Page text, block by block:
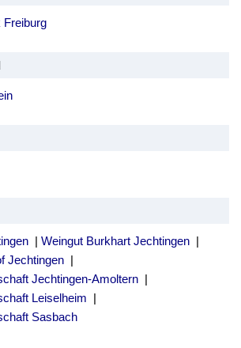
Freiburg
| Weingut Burkhart Jechtingen |
Jechtingen |
Jechtingen-Amoltern |
Leiselheim |
Sasbach